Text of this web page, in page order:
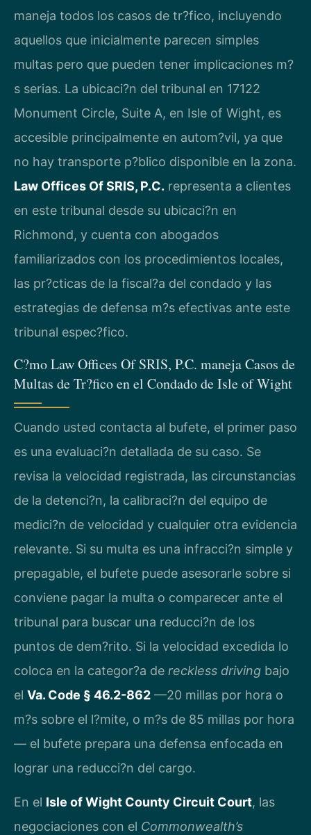
maneja todos los casos de tr?fico, incluyendo
aquellos que inicialmente parecen simples
multas pero que pueden tener implicaciones m?
s serias. La ubicaci?n del tribunal en 17122
Monument Circle, Suite A, en Isle of Wight, es
accesible principalmente en autom?vil, ya que
no hay transporte p?blico disponible en la zona.
Law Offices Of SRIS, P.C. representa a clientes
en este tribunal desde su ubicaci?n en
Richmond, y cuenta con abogados
familiarizados con los procedimientos locales,
las pr?cticas de la fiscal?a del condado y las
estrategias de defensa m?s efectivas ante este
tribunal espec?fico.
C?mo Law Offices Of SRIS, P.C. maneja Casos de
Multas de Tr?fico en el Condado de Isle of Wight
Cuando usted contacta al bufete, el primer paso
es una evaluaci?n detallada de su caso. Se
revisa la velocidad registrada, las circunstancias
de la detenci?n, la calibraci?n del equipo de
medici?n de velocidad y cualquier otra evidencia
relevante. Si su multa es una infracci?n simple y
prepagable, el bufete puede asesorarle sobre si
conviene pagar la multa o comparecer ante el
tribunal para buscar una reducci?n de los
puntos de dem?rito. Si la velocidad excedida lo
coloca en la categor?a de reckless driving bajo
el Va. Code § 46.2-862 —20 millas por hora o
m?s sobre el l?mite, o m?s de 85 millas por hora
— el bufete prepara una defensa enfocada en
lograr una reducci?n del cargo.
En el Isle of Wight County Circuit Court, las
negociaciones con el Commonwealth’s